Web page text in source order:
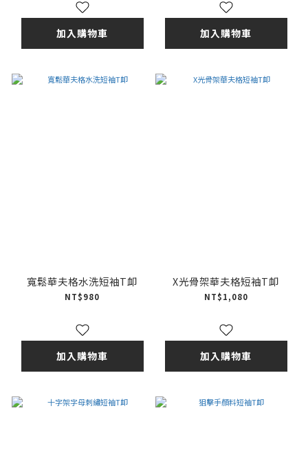
加入購物車 加入購物車
寬鬆華夫格水洗短袖T卹
NT$980
加入購物車
X光骨架華夫格短袖T卹
NT$1,080
加入購物車